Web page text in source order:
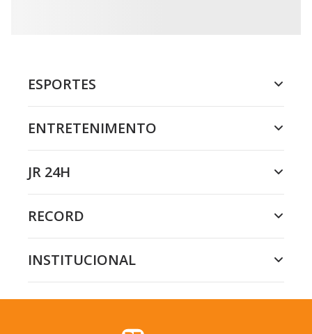
ESPORTES
ENTRETENIMENTO
JR 24H
RECORD
INSTITUCIONAL